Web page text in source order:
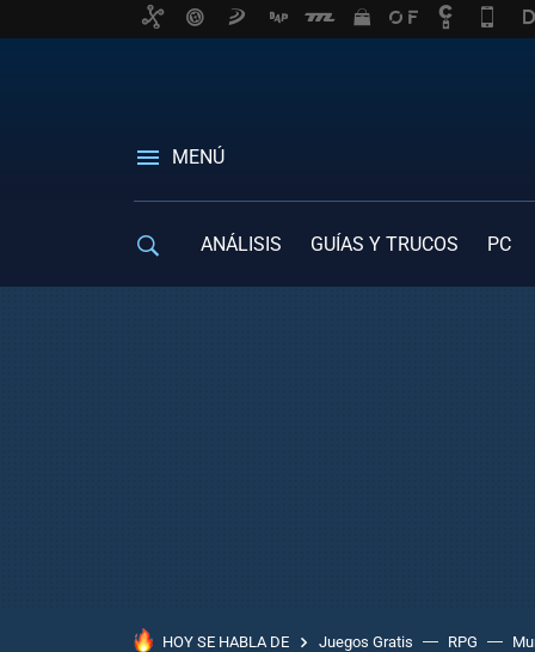
MENÚ
ANÁLISIS GUÍAS Y TRUCOS PC
HOY SE HABLA DE Juegos Gratis RPG